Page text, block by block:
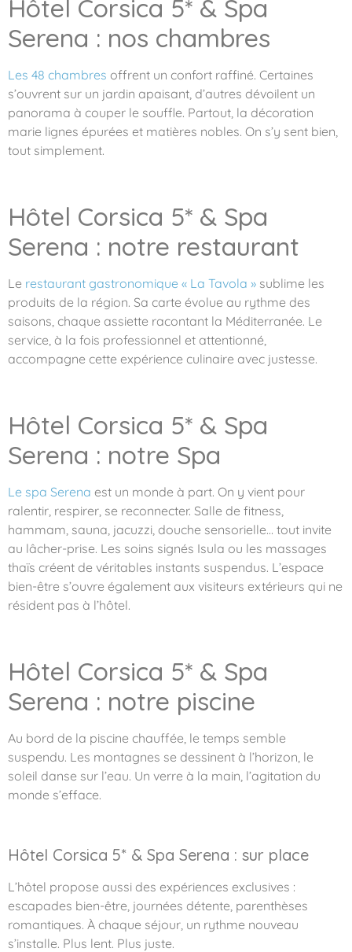
Hôtel Corsica 5* & Spa
Serena : nos chambres
Les 48 chambres offrent un confort raffiné. Certaines
s’ouvrent sur un jardin apaisant, d’autres dévoilent un
panorama à couper le souffle. Partout, la décoration
marie lignes épurées et matières nobles. On s’y sent bien,
tout simplement.
Hôtel Corsica 5* & Spa
Serena : notre restaurant
Le restaurant gastronomique « La Tavola » sublime les
produits de la région. Sa carte évolue au rythme des
saisons, chaque assiette racontant la Méditerranée. Le
service, à la fois professionnel et attentionné,
accompagne cette expérience culinaire avec justesse.
Hôtel Corsica 5* & Spa
Serena : notre Spa
Le spa Serena est un monde à part. On y vient pour
ralentir, respirer, se reconnecter. Salle de fitness,
hammam, sauna, jacuzzi, douche sensorielle… tout invite
au lâcher-prise. Les soins signés Isula ou les massages
thaïs créent de véritables instants suspendus. L’espace
bien-être s’ouvre également aux visiteurs extérieurs qui ne
résident pas à l’hôtel.
Hôtel Corsica 5* & Spa
Serena : notre piscine
Au bord de la piscine chauffée, le temps semble
suspendu. Les montagnes se dessinent à l’horizon, le
soleil danse sur l’eau. Un verre à la main, l’agitation du
monde s’efface.
Hôtel Corsica 5* & Spa Serena : sur place
L’hôtel propose aussi des expériences exclusives :
escapades bien-être, journées détente, parenthèses
romantiques. À chaque séjour, un rythme nouveau
s’installe. Plus lent. Plus juste.